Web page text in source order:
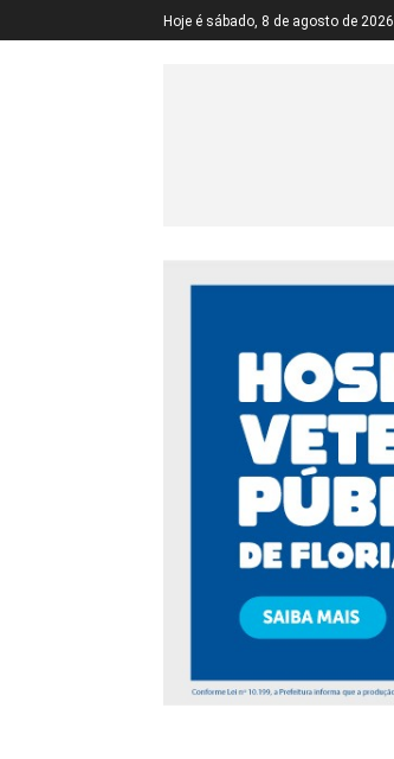
Hoje é sábado, 8 de agosto de 2026